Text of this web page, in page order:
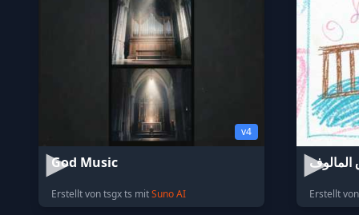
v4
God Music
Erstellt von tsgx ts mitSuno AI
المالوف
Erstellt